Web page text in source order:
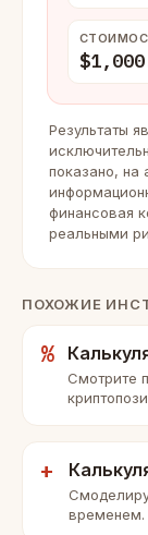
Результаты
показано, на
финансовая
реальными
ПОХОЖИЕ
%
Смотрите
+
временем.